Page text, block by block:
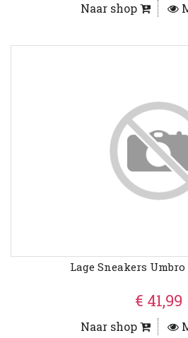
Naar shop
Lage Sneakers
€ 41,99
Naar shop